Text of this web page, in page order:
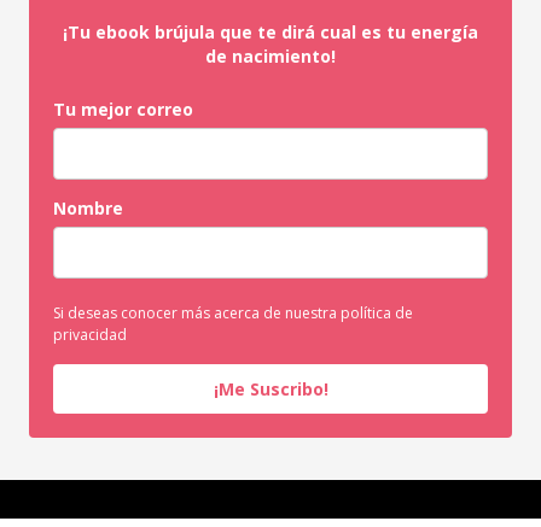
¡Tu ebook brújula que te dirá cual es tu energía
de nacimiento!
Tu mejor correo
Nombre
Si deseas conocer más acerca de nuestra política de
privacidad
¡Me Suscribo!